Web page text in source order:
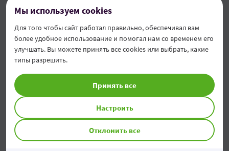
обслуживания банковских карт
Информация об условиях выпуска и обслуживания
банковских карт (pdf)
Мы используем cookies
Для того чтобы сайт работал правильно, обеспечивал вам
более удобное использование и помогал нам со временем его
улучшать. Вы можете принять все cookies или выбрать, какие
типы разрешить.
Отклонить все
Настроить
Принять все